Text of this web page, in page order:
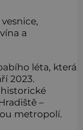
a
léta, která
2023.
–
metropolí.